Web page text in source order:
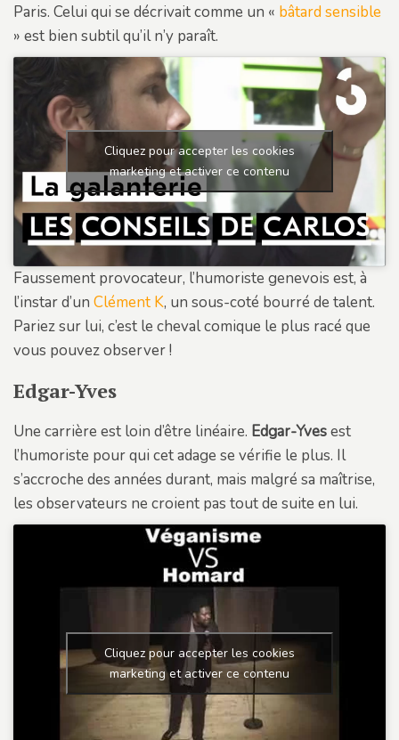
Paris. Celui qui se décrivait comme un « bâtard sensible
» est bien subtil qu’il n’y paraît.
Cliquez pour accepter les cookies
marketing et activer ce contenu
Faussement provocateur, l’humoriste genevois est, à
l’instar d’un Clément K, un sous-coté bourré de talent.
Pariez sur lui, c’est le cheval comique le plus racé que
vous pouvez observer !
Edgar-Yves
Une carrière est loin d’être linéaire. Edgar-Yvesest
l’humoriste pour qui cet adage se vérifie le plus. Il
s’accroche des années durant, mais malgré sa maîtrise,
les observateurs ne croient pas tout de suite en lui.
Cliquez pour accepter les cookies
marketing et activer ce contenu